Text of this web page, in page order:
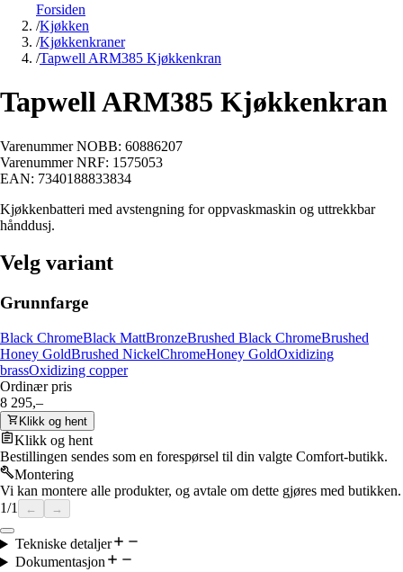
Forsiden
/Kjøkken
/Kjøkkenkraner
/Tapwell ARM385 Kjøkkenkran
Tapwell ARM385 Kjøkkenkran
Varenummer NOBB: 60886207
Varenummer NRF: 1575053
EAN: 7340188833834
Kjøkkenbatteri med avstengning for oppvaskmaskin og uttrekkbar
hånddusj.
Velg variant
Grunnfarge
Black ChromeBlack MattBronzeBrushed Black ChromeBrushed
Honey GoldBrushed NickelChromeHoney GoldOxidizing
brassOxidizing copper
Ordinær pris
8 295,–
Klikk og hent
Klikk og hent
Bestillingen sendes som en forespørsel til din valgte Comfort-butikk.
Montering
Vi kan montere alle produkter, og avtale om dette gjøres med butikken.
1/1 ← →
Tekniske detaljer
Dokumentasjon